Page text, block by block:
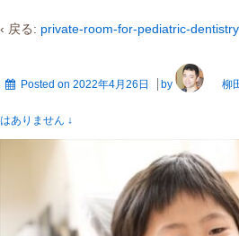
‹ 戻る: private-room-for-pediatric-dentistry
Posted on 2022年4月26日 by 柳
はありません ↓